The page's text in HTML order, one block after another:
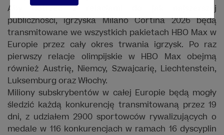
Aby dotrzeć z relacjami do jak najszerszej
publiczności, igrzyska Milano Cortina 2026 będą
transmitowane we wszystkich pakietach HBO Max w
Europie przez cały okres trwania igrzysk. Po raz
pierwszy relacje olimpijskie w HBO Max obejmą
również Austrię, Niemcy, Szwajcarię, Liechtenstein,
Luksemburg oraz Włochy.
Miliony subskrybentów w całej Europie będą mogły
śledzić każdą konkurencję transmitowaną przez 19
dni, z udziałem 2900 sportowców rywalizujących o
medale w 116 konkurencjach w ramach 16 dyscyplin